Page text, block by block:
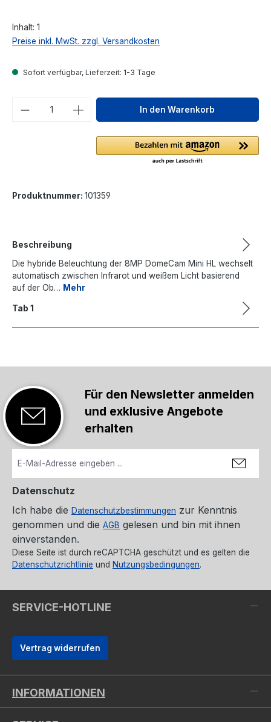
Inhalt: 1
Preise inkl. MwSt. zzgl. Versandkosten
Sofort verfügbar, Lieferzeit: 1-3 Tage
Produkt Anzahl: Gib denIn den Warenkorb
Produktnummer: 101359
Beschreibung
Die hybride Beleuchtung der 8MP DomeCam Mini HL wechselt
automatisch zwischen Infrarot und weißem Licht basierend
auf der Ob… Mehr
Tab 1
Für den Newsletter anmelden
und exklusive Angebote
erhalten
Datenschutz
Ich habe die Datenschutzbestimmungen zur Kenntnis
genommen und die AGB gelesen und bin mit ihnen
einverstanden.
Diese Seite ist durch reCAPTCHA geschützt und es gelten die
Datenschutzrichtlinie und Nutzungsbedingungen.
SERVICE-HOTLINE
Vertrag widerrufen
INFORMATIONEN